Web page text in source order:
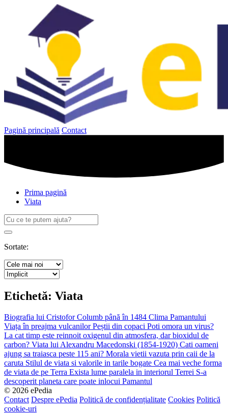
Pagină principală Contact
Prima pagină
Viata
Caută
după:
Search
Sortate:
Etichetă: Viata
Biografia lui Cristofor Columb până în 1484 Clima Pamantului
Viața în preajma vulcanilor Peștii din copaci Poti omora un virus?
La cat timp este reinnoit oxigenul din atmosfera, dar bioxidul de
carbon? Viata lui Alexandru Macedonski (1854-1920) Cati oameni
ajung sa traiasca peste 115 ani? Morala vietii vazuta prin caii de la
caruta Stilul de viata si valorile in tarile bogate Cea mai veche forma
de viata de pe Terra Exista lume paralela in interiorul Terrei S-a
descoperit planeta care poate inlocui Pamantul
© 2026 ePedia
Contact Despre ePedia Politică de confidențialitate Cookies Politică
cookie-uri